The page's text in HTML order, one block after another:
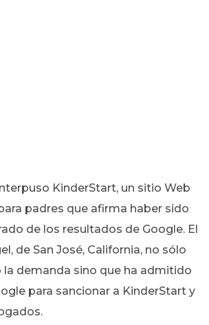
KinderStart, un sitio Web
padres que afirma haber sido
de los resultados de Google. El
de San José, California, no sólo
la demanda sino que ha admitido
para sancionar a KinderStart y